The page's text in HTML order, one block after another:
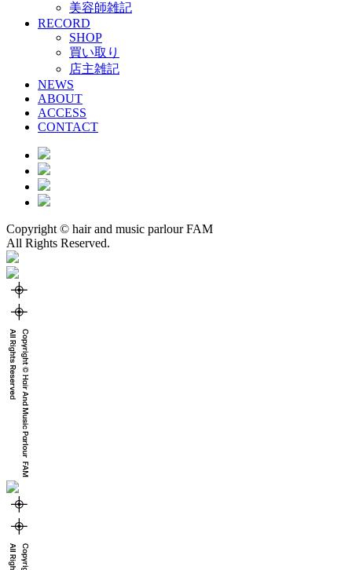
美容師雑記
RECORD
SHOP
買い取り
店主雑記
NEWS
ABOUT
ACCESS
CONTACT
Copyright © hair and music parlour FAM
All Rights Reserved.